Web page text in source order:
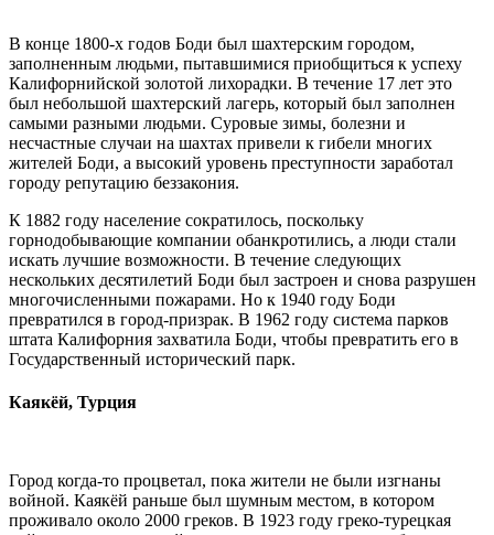
В конце 1800-х годов Боди был шахтерским городом,
заполненным людьми, пытавшимися приобщиться к успеху
Калифорнийской золотой лихорадки. В течение 17 лет это
был небольшой шахтерский лагерь, который был заполнен
самыми разными людьми. Суровые зимы, болезни и
несчастные случаи на шахтах привели к гибели многих
жителей Боди, а высокий уровень преступности заработал
городу репутацию беззакония.
К 1882 году население сократилось, поскольку
горнодобывающие компании обанкротились, а люди стали
искать лучшие возможности. В течение следующих
нескольких десятилетий Боди был застроен и снова разрушен
многочисленными пожарами. Но к 1940 году Боди
превратился в город-призрак. В 1962 году система парков
штата Калифорния захватила Боди, чтобы превратить его в
Государственный исторический парк.
Каякёй, Турция
Город когда-то процветал, пока жители не были изгнаны
войной. Каякёй раньше был шумным местом, в котором
проживало около 2000 греков. В 1923 году греко-турецкая